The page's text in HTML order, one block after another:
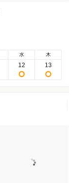
水
12
木
13